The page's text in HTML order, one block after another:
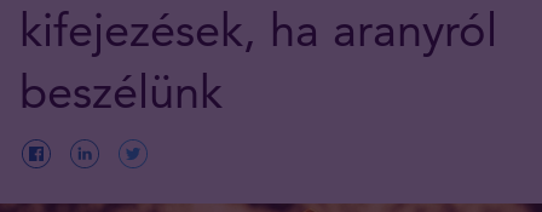
kifejezések, ha aranyról
beszélünk